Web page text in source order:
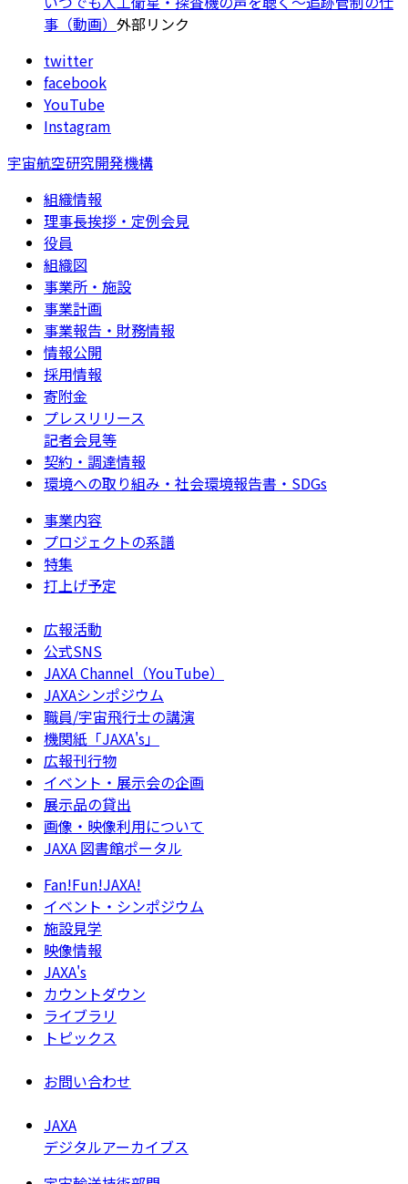
事（動画） 外部リンク
twitter
facebook
YouTube
Instagram
宇宙航空研究開発機構
組織情報
理事長挨拶・定例会見
役員
組織図
事業所・施設
事業計画
事業報告・財務情報
情報公開
採用情報
寄附金
プレスリリース
記者会見等
契約・調達情報
環境への取り組み・社会環境報告書・SDGs
事業内容
プロジェクトの系譜
特集
打上げ予定
広報活動
公式SNS
JAXA Channel（YouTube）
JAXAシンポジウム
職員/宇宙飛行士の講演
機関紙「JAXA's」
広報刊行物
イベント・展示会の企画
展示品の貸出
画像・映像利用について
JAXA 図書館ポータル
Fan!Fun!JAXA!
イベント・シンポジウム
施設見学
映像情報
JAXA's
カウントダウン
ライブラリ
トピックス
お問い合わせ
JAXA
デジタルアーカイブス